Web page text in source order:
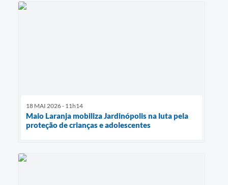
18 MAI 2026 - 11h14
Maio Laranja mobiliza Jardinópolis na luta pela
proteção de crianças e adolescentes